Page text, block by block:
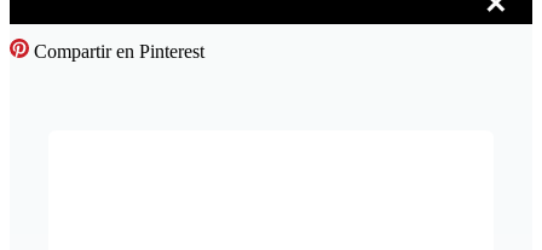
Compartir en Pinterest